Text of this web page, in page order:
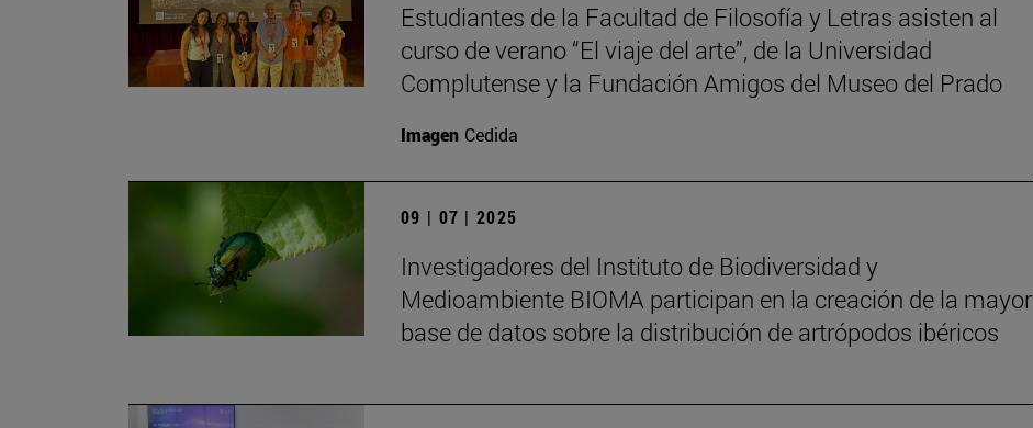
Estudiantes de la Facultad de Filosofía y Letras asisten al
curso de verano “El viaje del arte”, de la Universidad
Complutense y la Fundación Amigos del Museo del Prado
Imagen Cedida
09 | 07 | 2025
Investigadores del Instituto de Biodiversidad y
Medioambiente BIOMA participan en la creación de la mayor
base de datos sobre la distribución de artrópodos ibéricos